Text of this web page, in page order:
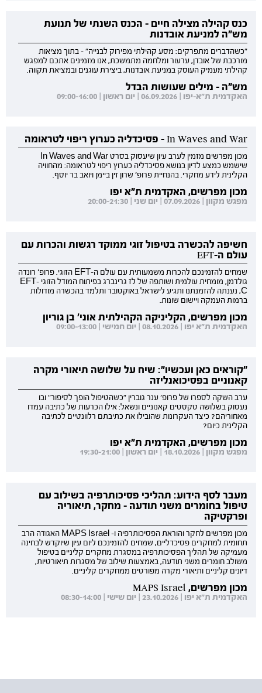
כנס קהילה מצילה חיים - הכנס השנתי של תנועת
מש"ה למניעת אובדנות
"כשהדברים מתפרקים: מסע קהילתי מפירוק לבנייה" - בתוך מציאות
מורכבת של אובדן, ערעור ומלחמה מתמשכת, אנו מזמינים אתכם למפגש
קהילתי מעמיק העוסק במניעת אובדנות, ביצירת עוגנים ובמציאת תקווה.
מש"ה - מילים שעושות הבדל
האקדמית ת"א-יפו | 06.09.2026 | יום ראשון | 09:00-16:00
In Waves and War - פסיכדליה כערוץ ריפוי לטראומה
מכון מפרשים מזמין לערב עיון שיעסוק בסרט In Waves and War
שישמש כמצע לדיון בנושא פסיכדליה כערוץ ריפוי לטראומה: מהחוויה
הקלינית לידע מחקרי. בהנחיית פרופ' שרון זין ביימן ויואב בר יוסף.
מכון מפרשים, האקדמית ת"א יפו
מפגש מקוון | 07.09.2026 | יום שני | 20:00-21:30
חשיפה להכשרה בטיפול זוגי ממוקד רגשות והכרות עם
עולם ה-EFT
שמחים להזמינכם להכרות משמעותית עם עולם ה-EFT הזוגי. פרופ' רונדה
גולדמן, מומחית עולמית ושותפה של לז גרינברג בפיתוח המודל הזוגי EFT-
C, נענתה להזמנתנו ותגיע לישראל באוקטובר ותלמד בהכשרה מודולות
ברמות העמקה ויישום שונות.
מכון מפרשים, הקליניקה הקהילתית אוני' בן גוריון
האקדמית ת"א יפו | 08.10.2026 | יום חמישי | 09:00-13:00
"קוראים כאן ועכשיו": שיח על שלושה תיאורי מקרה
קאנוניים בפסיכואנליזה
ערב השקה לספרו של פרופ' ענר גוברין "כשהטיפול הופך לסיפור" ובו
נעסוק בשלושה טקסטים קאנוניים ונשאל: אילו הכרעות של כתיבה עמדו
מאחוריהם? כיצד העקרונות שהובילו את כתיבתם רלוונטיים לכתיבה
הקלינית כיום?
מכון מפרשים, האקדמית ת"א יפו
מפגש מקוון | 18.10.2026 | יום ראשון | 19:30-21:00
מעבר לסף הידוע: תהליכי פסיכותרפיה בשילוב עם
טיפול בחומרים משני תודעה - מחקר, תיאוריה
ופרקטיקה
מכון מפרשים לחקר והוראת הפסיכותרפיה ו- MAPS Israel האגודה הרב
תחומית למחקרים פסיכדליים, שמחים להזמינכם ליום עיון שיוקדש לבחינה
מעמיקה של תהליך הפסיכותרפיה במסגרת מחקרים קליניים בטיפול
משולב חומרים משני תודעה, באמצעות שילוב של מסגרות תיאורטיות,
דיונים קליניים ותיאורי מקרה מפורטים ממחקרים קליניים.
מכון מפרשים, MAPS Israel
האקדמית ת"א יפו | 23.10.2026 | יום שישי | 08:30-14:00